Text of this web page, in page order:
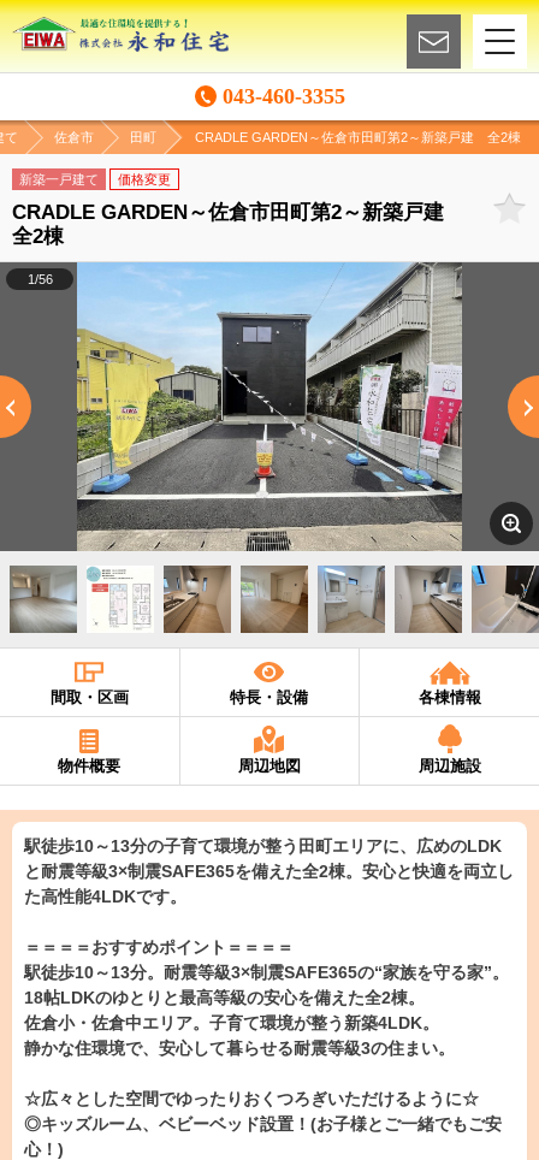
043-460-3355
て 佐倉市 田町 CRADLE GARDEN～佐倉市田町第2～新築戸建 全2棟
新築一戸建て 価格変更
CRADLE GARDEN～佐倉市田町第2～新築戸建
全2棟
1/56
間取・区画 特長・設備 各棟情報
物件概要 周辺地図 周辺施設
駅徒歩10～13分の子育て環境が整う田町エリアに、広めのLDK
と耐震等級3×制震SAFE365を備えた全2棟。安心と快適を両立し
た高性能4LDKです。
＝＝＝＝おすすめポイント＝＝＝＝
駅徒歩10～13分。耐震等級3×制震SAFE365の“家族を守る家”。
18帖LDKのゆとりと最高等級の安心を備えた全2棟。
佐倉小・佐倉中エリア。子育て環境が整う新築4LDK。
静かな住環境で、安心して暮らせる耐震等級3の住まい。
☆広々とした空間でゆったりおくつろぎいただけるように☆
◎キッズルーム、ベビーベッド設置！(お子様とご一緒でもご安
心！)